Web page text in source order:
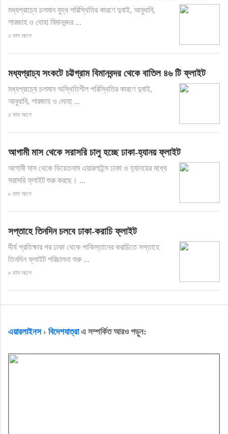
মধ্যপ্রাচ্যে চলমান যুদ্ধ পরিস্থিতির কারণে দুবাই, আবুধাবি,
শারজাহ ও দোহা বিমানবন্দর ...
৫ মাস আগে
মধ্যপ্রাচ্য সংকটে চট্টগ্রাম বিমানবন্দর থেকে বাতিল ৪৬ টি ফ্লাইট
মধ্যপ্রাচ্যে চলমান অস্থিতিশীল পরিস্থিতির কারণে দুবাই,
আবুধাবি, শারজাহ ও দোহা ...
৫ মাস আগে
আগামী মাস থেকে সরাসরি চালু হচ্ছে ঢাকা-হ্যানয় ফ্লাইট
আগামী মাস থেকে ভিয়েতনাম এয়ারলাইন্স ঢাকা ও হ্যানয়ের মধ্যে
সরাসরি ফ্লাইট শুরু করছে। ...
৮ মাস আগে
সপ্তাহে তিনদিন চলবে ঢাকা-করাচি ফ্লাইট
দীর্ঘ প্রতিক্ষার পর ঢাকা থেকে পাকিস্তানের করাচিতে সপ্তাহে
তিনদিন ফ্লাইট পরিচালনা শুরু ...
৮ মাস আগে
এয়ারলাইনস› বিদেশযাত্রাএ সম্পর্কিত আরও পড়ুন: